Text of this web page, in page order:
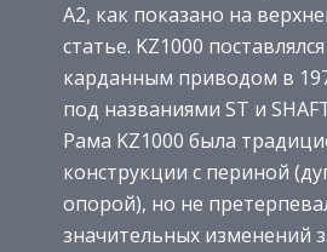
A2, как показано на
статье. KZ1000
карданным приводом в
под названиями ST и
Рама KZ1000 была
конструкции с периной
опорой), но не
значительных изменений